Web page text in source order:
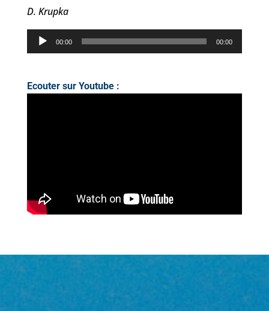
D. Krupka
Lecteur
audio
00:00 00:00
Ecouter sur Youtube :